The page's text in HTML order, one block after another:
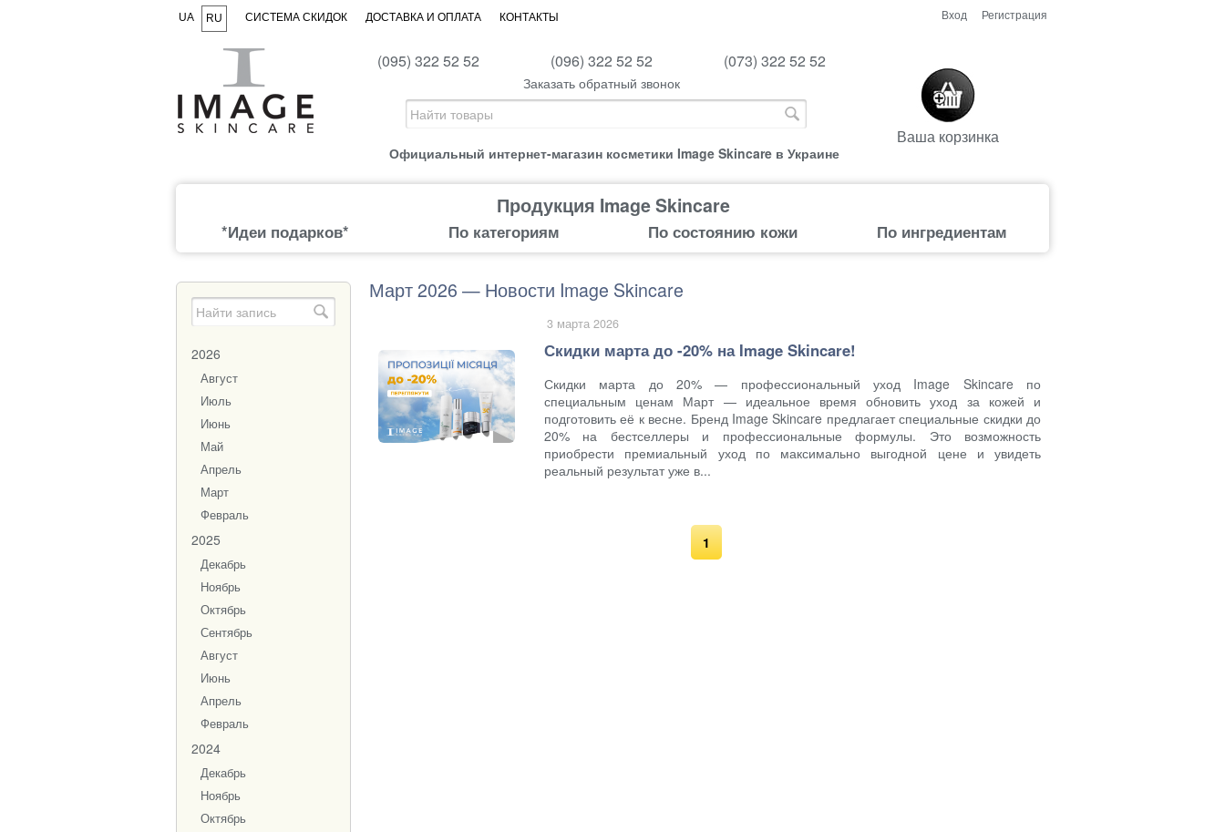
UA RU СИСТЕМА СКИДОК ДОСТАВКА И ОПЛАТА КОНТАКТЫ Вход Регистрация
Официальный интернет-магазин косметики Image Skincare в Украине
(095) 322 52 52 (096) 322 52 52 (073) 322 52 52
Заказать обратный звонок
Ваша корзинка
Продукция Image Skincare
*Идеи подарков* По категориям По состоянию кожи По ингредиентам
2026
Август
Июль
Июнь
Май
Апрель
Март
Февраль
2025
Декабрь
Ноябрь
Октябрь
Сентябрь
Август
Июнь
Апрель
Февраль
2024
Декабрь
Ноябрь
Октябрь
Март 2026 — Новости Image Skincare
3 марта 2026
Скидки марта до -20% на Image Skincare!
Скидки марта до 20% — профессиональный уход Image Skincare по
специальным ценам Март — идеальное время обновить уход за кожей и
подготовить её к весне. Бренд Image Skincare предлагает специальные скидки до
20% на бестселлеры и профессиональные формулы. Это возможность
приобрести премиальный уход по максимально выгодной цене и увидеть
реальный результат уже в...
1